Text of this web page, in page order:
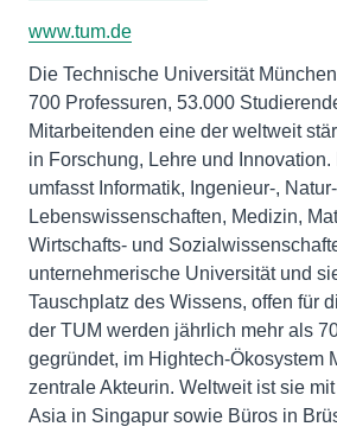
www.tum.de
Die Technische Universität
700 Professuren, 53.000
Mitarbeitenden eine der weltweit
in Forschung, Lehre und
umfasst Informatik, Ingenieur-,
Lebenswissenschaften, Medizin,
Wirtschafts- und
unternehmerische Universität und
Tauschplatz des Wissens, offen für
der TUM werden jährlich mehr als
gegründet, im Hightech-Ökosystem
zentrale Akteurin. Weltweit ist sie
Asia in Singapur sowie Büros in